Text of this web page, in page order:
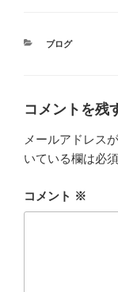
カ
ブログ
コメントを残
メールアドレス
いている欄は必
コメント ※